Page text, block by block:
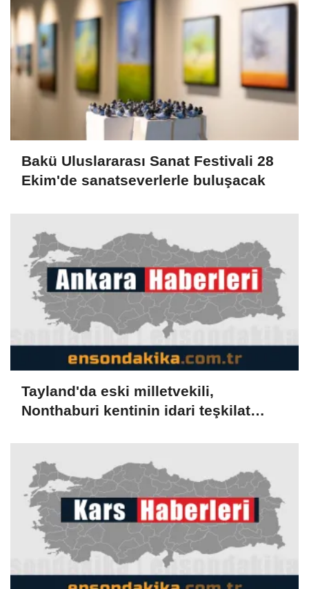
Bakü Uluslararası Sanat Festivali 28
Ekim'de sanatseverlerle buluşacak
Tayland'da eski milletvekili,
Nonthaburi kentinin idari teşkilat